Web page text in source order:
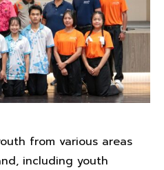
from various areas
including youth